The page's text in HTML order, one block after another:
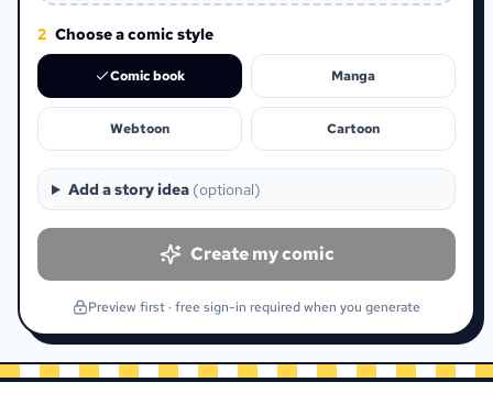
2 Choose a comic style
Comic book Manga
Webtoon Cartoon
Add a story idea (optional)
Create my comic
Preview first · free sign-in required when you generate